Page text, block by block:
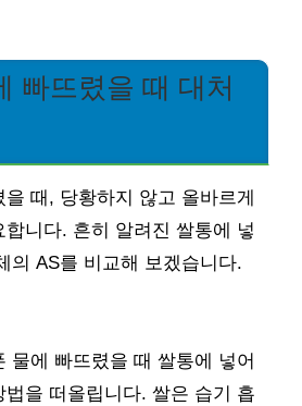
빠뜨렸을 때 대처
때, 당황하지 않고 올바르게
니다. 흔히 알려진 쌀통에 넣
의 AS를 비교해 보겠습니다.
물에 빠뜨렸을 때 쌀통에 넣어
을 떠올립니다. 쌀은 습기 흡